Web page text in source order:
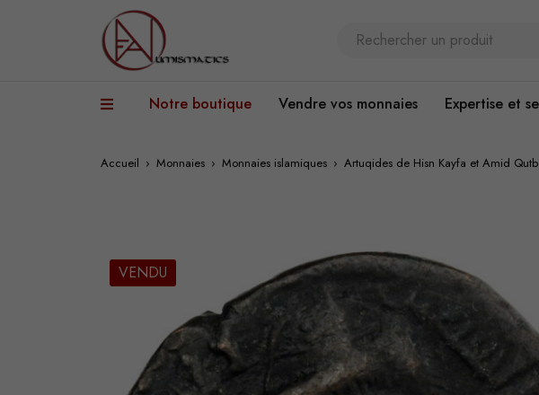
Notre boutique Vendre vos monnaies Expertise et
Accueil › Monnaies › Monnaies islamiques › Artuqides de Hisn Kayfa et Amid
VENDU